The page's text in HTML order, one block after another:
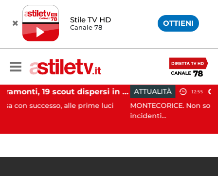
Stile TV HD
Canale 78 OTTIENI
Tramonti, 19 scout dispersi in montagna salvati dai vigili del fuoco
alle prime luci
ATTUALITÀ 12:55
MONTECORICE. Non solo danni alle